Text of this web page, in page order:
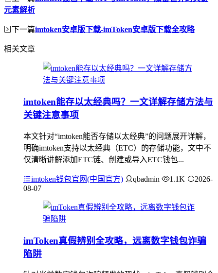
元素解析
下一篇imtoken安卓版下载-imToken安卓版下载全攻略
相关文章
imtoken能存以太经典吗？一文详解存储方法与
关键注意事项
本文针对“imtoken能否存储以太经典”的问题展开详解，
明确imtoken支持以太经典（ETC）的存储功能，文中不
仅清晰讲解添加ETC链、创建或导入ETC钱包...
imtoken钱包官网(中国官方) qbadmin 1.1K
2026-
08-07
imToken真假辨别全攻略，远离数字钱包诈骗
陷阱